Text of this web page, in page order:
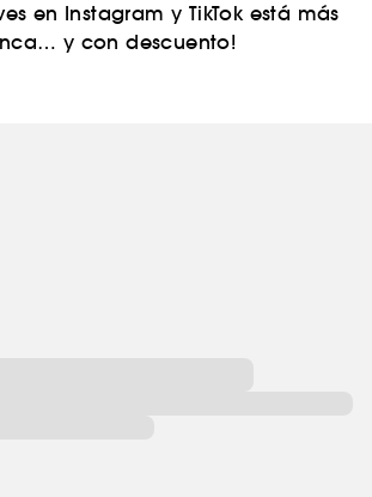
en Instagram y TikTok está más
y con descuento!